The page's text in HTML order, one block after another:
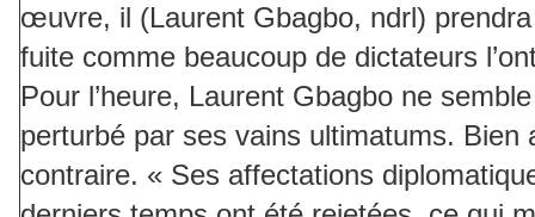
œuvre, il (Laurent Gbagbo, ndrl)
fuite comme beaucoup de dictateurs
Pour l’heure, Laurent Gbagbo ne
perturbé par ses vains ultimatums. Bien
contraire. « Ses affectations